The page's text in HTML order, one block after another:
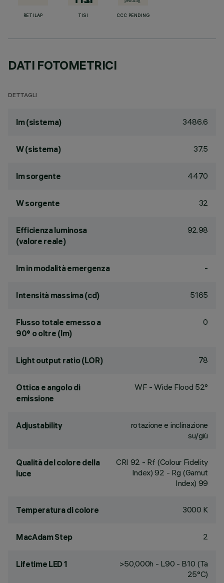
RETILAP TISI CCC PENDING
DATI FOTOMETRICI
DETTAGLI
lm (sistema) 3486.6
W (sistema) 37.5
lm sorgente 4470
W sorgente 32
Efficienza luminosa
(valore reale)
92.98
lm in modalità emergenza -
Intensità massima (cd) 5165
Flusso totale emesso a
90° o oltre (lm)
0
Light output ratio (LOR) 78
Ottica e angolo di
emissione
WF - Wide Flood 52°
Adjustability
rotazione e inclinazione
su/giù
Qualità del colore della
luce
CRI 92 - Rf (Colour Fidelity
Index) 92 - Rg (Gamut
Index) 99
Temperatura di colore 3000 K
MacAdam Step 2
Lifetime LED 1
>50,000h - L90 - B10 (Ta
25°C)